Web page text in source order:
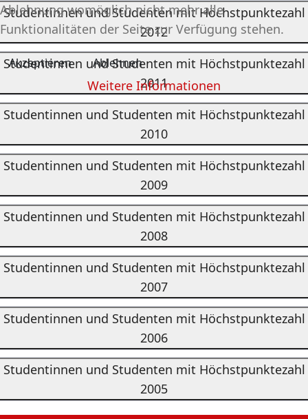
Studentinnen und Studenten mit Höchstpunktezahl
2012
Studentinnen und Studenten mit Höchstpunktezahl
2011
Studentinnen und Studenten mit Höchstpunktezahl
2010
Studentinnen und Studenten mit Höchstpunktezahl
2009
Studentinnen und Studenten mit Höchstpunktezahl
2008
Studentinnen und Studenten mit Höchstpunktezahl
2007
Studentinnen und Studenten mit Höchstpunktezahl
2006
Studentinnen und Studenten mit Höchstpunktezahl
2005
Ablehnung womöglich nicht mehr alle
Funktionalitäten der Seite zur Verfügung stehen.
Akzeptieren Ablehnen
Weitere Informationen